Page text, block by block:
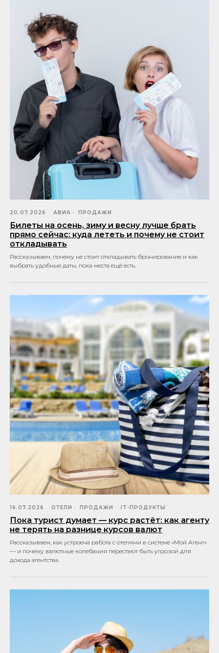
20.07.2026 АВИА ПРОДАЖИ
Билеты на осень, зиму и весну лучше брать
прямо сейчас: куда лететь и почему не стоит
откладывать
Рассказываем, почему не стоит откладывать бронирование и как
выбрать удобные даты, пока места ещё есть.
16.07.2026 ОТЕЛИ ПРОДАЖИ IT-ПРОДУКТЫ
Пока турист думает — курс растёт: как агенту
не терять на разнице курсов валют
Рассказываем, как устроена работа с отелями в системе «Мой Агент»
— и почему валютные колебания перестают быть угрозой для
дохода агентства.